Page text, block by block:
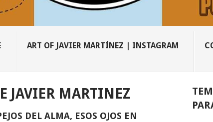
ART OF JAVIER MARTÍNEZ | INSTAGRAM
JAVIER MARTINEZ
DEL ALMA, ESOS OJOS EN